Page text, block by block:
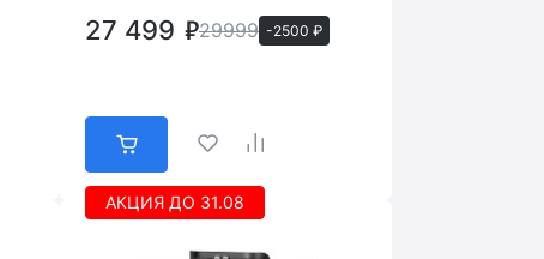
27 499 29999 -2500 ₽
АКЦИЯ ДО 31.08